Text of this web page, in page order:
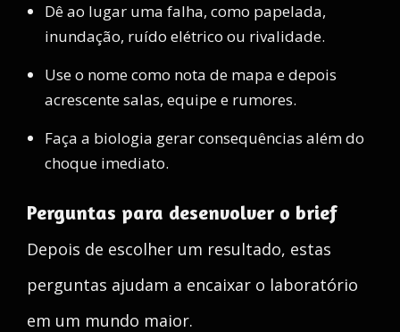
Dê ao lugar uma falha, como papelada,
inundação, ruído elétrico ou rivalidade.
Use o nome como nota de mapa e depois
acrescente salas, equipe e rumores.
Faça a biologia gerar consequências além do
choque imediato.
Perguntas para desenvolver o brief
Depois de escolher um resultado, estas
perguntas ajudam a encaixar o laboratório
em um mundo maior.